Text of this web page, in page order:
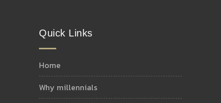
Quick Links
home
why millennials